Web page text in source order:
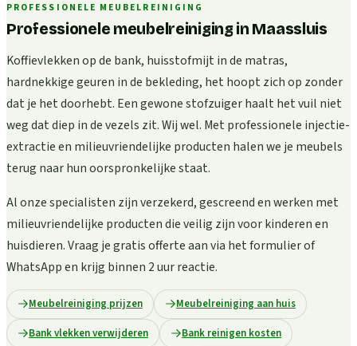
PROFESSIONELE MEUBELREINIGING
Professionele meubelreiniging in Maassluis
Koffievlekken op de bank, huisstofmijt in de matras,
hardnekkige geuren in de bekleding, het hoopt zich op zonder
dat je het doorhebt. Een gewone stofzuiger haalt het vuil niet
weg dat diep in de vezels zit. Wij wel. Met professionele injectie-
extractie en milieuvriendelijke producten halen we je meubels
terug naar hun oorspronkelijke staat.
Al onze specialisten zijn verzekerd, gescreend en werken met
milieuvriendelijke producten die veilig zijn voor kinderen en
huisdieren. Vraag je gratis offerte aan via het formulier of
WhatsApp en krijg binnen 2 uur reactie.
Meubelreiniging prijzen Meubelreiniging aan huis
Bank vlekken verwijderen Bank reinigen kosten